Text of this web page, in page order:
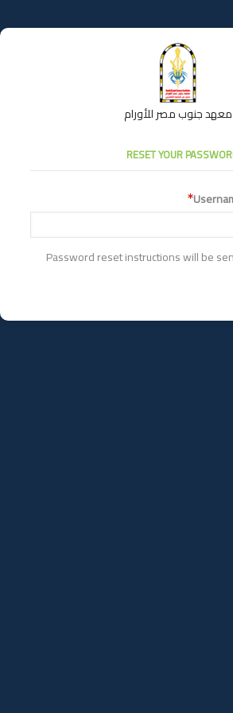
معهد جنوب مصر للأورام
RESET YOUR
Password reset instructions will be